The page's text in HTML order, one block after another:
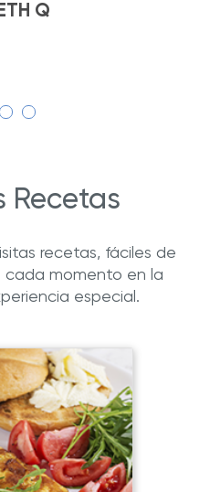
Q
Recetas
recetas, fáciles de
cada momento en la
especial.